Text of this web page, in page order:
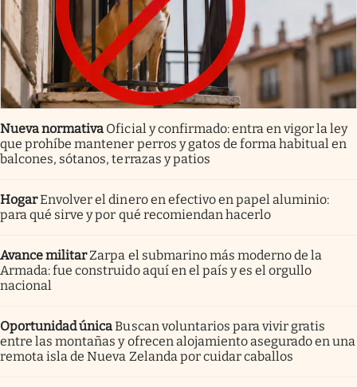
Nueva normativa Oficial y confirmado: entra en vigor la ley
que prohíbe mantener perros y gatos de forma habitual en
balcones, sótanos, terrazas y patios
HogarEnvolver el dinero en efectivo en papel aluminio:
para qué sirve y por qué recomiendan hacerlo
Avance militarZarpa el submarino más moderno de la
Armada: fue construido aquí en el país y es el orgullo
nacional
Oportunidad únicaBuscan voluntarios para vivir gratis
entre las montañas y ofrecen alojamiento asegurado en una
remota isla de Nueva Zelanda por cuidar caballos